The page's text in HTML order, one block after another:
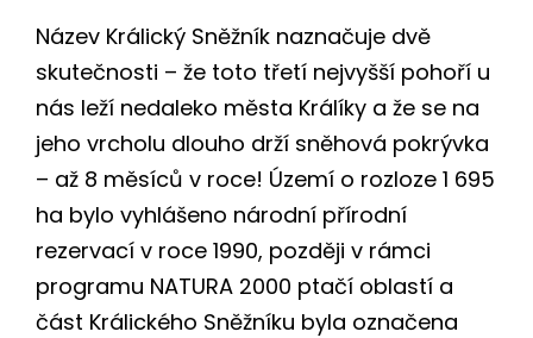
Název Králický Sněžník naznačuje dvě
skutečnosti – že toto třetí nejvyšší pohoří u
nás leží nedaleko města Králíky a že se na
jeho vrcholu dlouho drží sněhová pokrývka
– až 8 měsíců v roce! Území o rozloze 1 695
ha bylo vyhlášeno národní přírodní
rezervací v roce 1990, později v rámci
programu NATURA 2000 ptačí oblastí a
část Králického Sněžníku byla označena